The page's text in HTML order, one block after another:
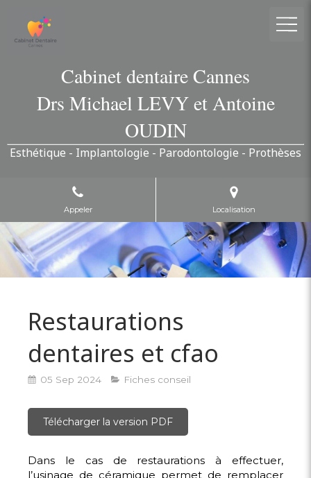
Cabinet dentaire Cannes
Drs Michael LEVY et Antoine
OUDIN
Esthétique - Implantologie - Parodontologie - Prothèses
Appeler Localisation
Restaurations
dentaires et cfao
05 Sep 2024 Fiches conseil
Télécharger la version PDF
Dans le cas de restaurations à effectuer,
l’usinage de céramique permet de remplacer